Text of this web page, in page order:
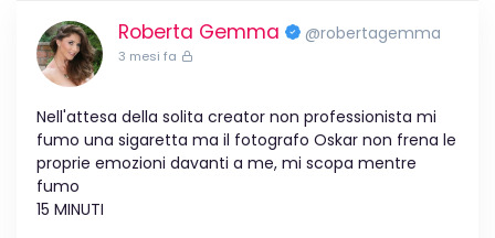
Roberta Gemma @robertagemma
3 mesi fa
Nell'attesa della solita creator non professionista mi
fumo una sigaretta ma il fotografo Oskar non frena le
proprie emozioni davanti a me, mi scopa mentre
fumo
15 MINUTI